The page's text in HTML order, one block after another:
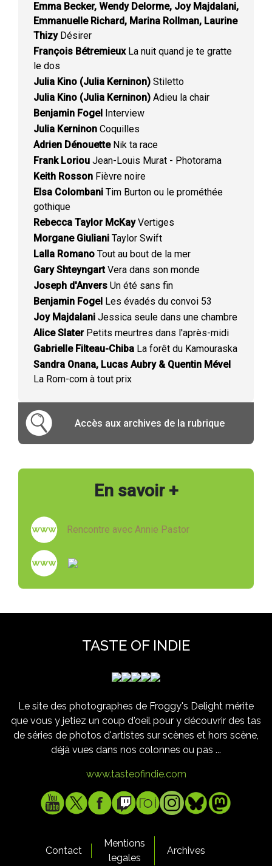
Emma Becker, Wendy Delorme, Joy Majdalani,
Emmanuelle Richard, Marina Rollman, Laurine
ThizyDésirer
François BétremieuxLa nuit quand je te gratte
le dos
Julia Kino (Julia Kerninon) Stiletto
Julia Kino (Julia Kerninon) Adieu la chair
Benjamin Fogel Interview
Julia Kerninon Coquilles
Adrien DénouetteNik ta race
Frank Loriou Jean-Louis Murat - Photorama
Keith Rosson Fièvre noire
Elsa Colombani Tim Burton ou le prométhée
gothique
Rebecca Taylor McKayVertiges
Morgane Giuliani Taylor Swift
Lalla Romano Tout au bout de la mer
Gary ShteyngartVera dans son monde
Joseph d'Anvers Un été sans fin
Benjamin Fogel Les évadés du convoi 53
Joy Majdalani Jessica seule dans une chambre
Alice SlaterPetits meurtres dans l'après-midi
Gabrielle Filteau-Chiba La forêt du Kamouraska
Sandra Onana, Lucas Aubry & Quentin Mével
La Rom-com à tout prix
Accès aux archives de la rubrique
En savoir +
Rencontre avec Annie Pastor
TASTE OF INDIE
Le site des photographes de Froggy's Delight mérite
que vous y jetiez un coup d'oeil pour y découvrir des tas
de séries de photos d'artistes sur scènes et hors scène,
déjà vues dans nos colonnes ou pas ...
www.tasteofindie.com
Contact
Mentions
legales
Archives